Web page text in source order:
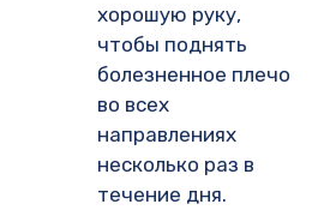
хорошую руку,
чтобы поднять
болезненное плечо
во всех
направлениях
несколько раз в
течение дня.